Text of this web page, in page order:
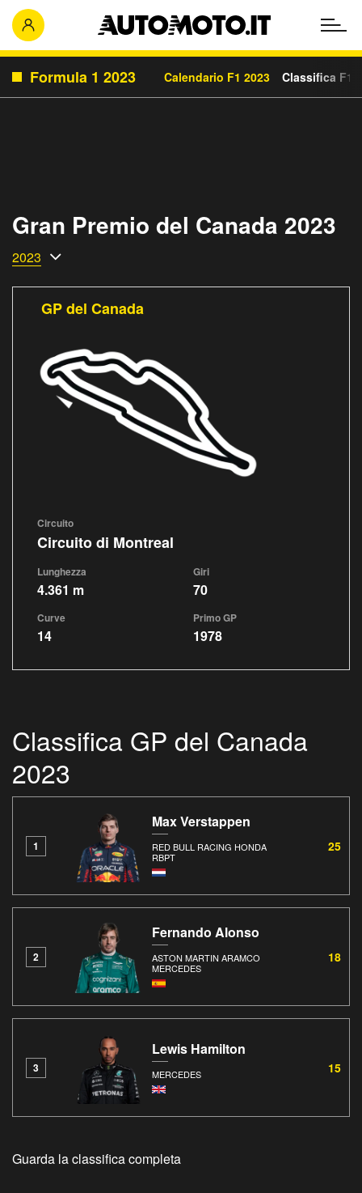
Formula 1 2023 Calendario F1 2023 Classifica F1
Gran Premio del Canada 2023
2023
GP del Canada
Circuito
Circuito di Montreal
Lunghezza
4.361 m
Giri
70
Curve
14
Primo GP
1978
Classifica GP del Canada
2023
1
Max Verstappen
RED BULL RACING HONDA
RBPT
25
2
Fernando Alonso
ASTON MARTIN ARAMCO
MERCEDES
18
3
Lewis Hamilton
MERCEDES 15
Guarda la classifica completa